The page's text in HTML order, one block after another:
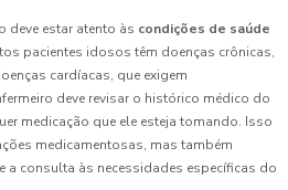
deve estar atento às condições de saúde
pacientes idosos têm doenças crônicas,
cardíacas, que exigem
deve revisar o histórico médico do
medicação que ele esteja tomando. Isso
medicamentosas, mas também
a consulta às necessidades específicas do